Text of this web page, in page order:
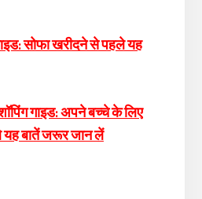
सोफा खरीदने से पहले यह
गाइड: अपने बच्चे के लिए
यह बातें जरूर जान लें